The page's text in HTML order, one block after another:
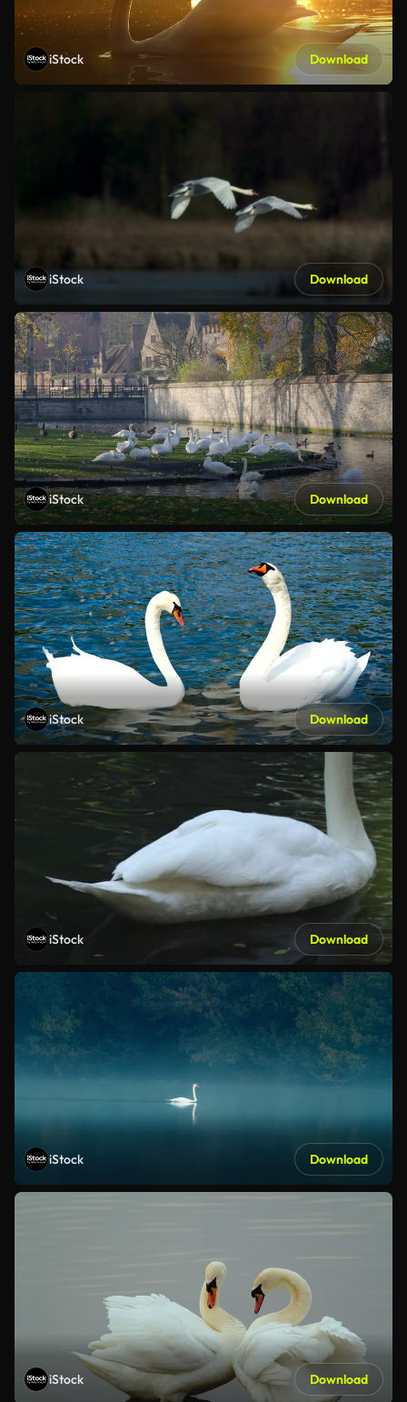
iStock Download
iStock Download
iStock Download
iStock Download
iStock Download
iStock Download
iStock Download